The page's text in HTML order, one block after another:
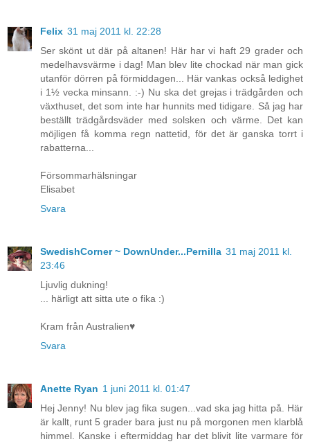
Felix 31 maj 2011 kl. 22:28
Ser skönt ut där på altanen! Här har vi haft 29 grader och
medelhavsvärme i dag! Man blev lite chockad när man gick
utanför dörren på förmiddagen... Här vankas också ledighet
i 1½ vecka minsann. :-) Nu ska det grejas i trädgården och
växthuset, det som inte har hunnits med tidigare. Så jag har
beställt trädgårdsväder med solsken och värme. Det kan
möjligen få komma regn nattetid, för det är ganska torrt i
rabatterna...
Försommarhälsningar
Elisabet
Svara
SwedishCorner ~ DownUnder...Pernilla 31 maj 2011 kl.
23:46
Ljuvlig dukning!
... härligt att sitta ute o fika :)
Kram från Australien♥
Svara
Anette Ryan 1 juni 2011 kl. 01:47
Hej Jenny! Nu blev jag fika sugen...vad ska jag hitta på. Här
är kallt, runt 5 grader bara just nu på morgonen men klarblå
himmel. Kanske i eftermiddag har det blivit lite varmare för